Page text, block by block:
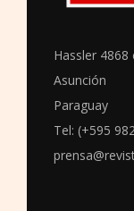
Hassler
Asunción
Paraguay
Tel: (+595